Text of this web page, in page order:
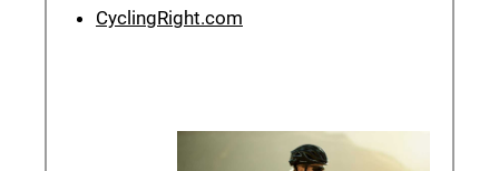
CyclingRight.com